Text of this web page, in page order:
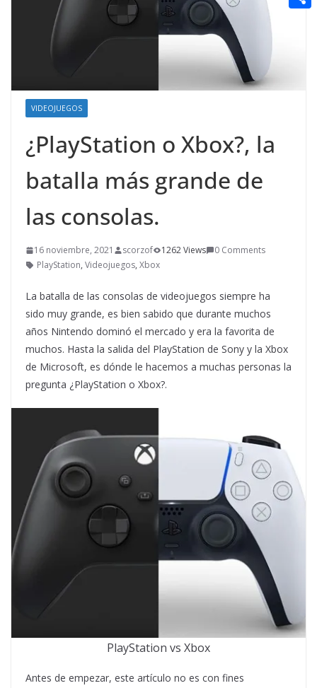
VIDEOJUEGOS
¿PlayStation o Xbox?, la
batalla más grande de
las consolas.
16 noviembre, 2021 scorzof 1262 Views
0 Comments
PlayStation, Videojuegos, Xbox
La batalla de las consolas de videojuegos siempre ha
sido muy grande, es bien sabido que durante muchos
años Nintendo dominó el mercado y era la favorita de
muchos. Hasta la salida del PlayStation de Sony y la Xbox
de Microsoft, es dónde le hacemos a muchas personas la
pregunta ¿PlayStation o Xbox?.
PlayStation vs Xbox
Antes de empezar, este artículo no es con fines
n
a
p